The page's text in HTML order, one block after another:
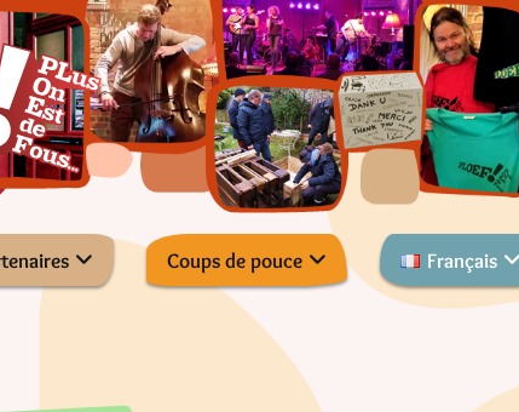
Coups de pouce Français